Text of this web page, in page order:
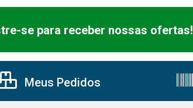
se para receber nossas ofertas!
Meus Pedidos